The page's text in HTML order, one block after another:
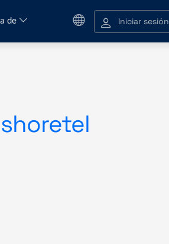
de Iniciar sesión
shoretel